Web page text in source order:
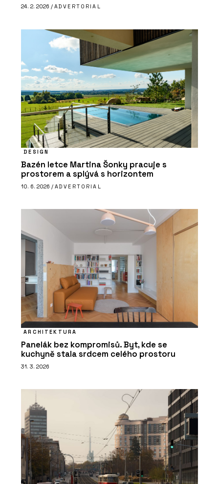
24. 2. 2026 / ADVERTORIAL
DESIGN
Bazén letce Martina Šonky pracuje s
prostorem a splývá s horizontem
10. 6. 2026 / ADVERTORIAL
ARCHITEKTURA
Panelák bez kompromisů. Byt, kde se
kuchyně stala srdcem celého prostoru
31. 3. 2026